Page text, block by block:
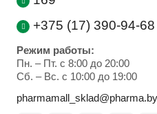
+375 (17) 390-94-68
Режим работы:
Пн. – Пт. с 8:00 до 20:00
Cб. – Вс. с 10:00 до 19:00
pharmamall_sklad@pharma.by